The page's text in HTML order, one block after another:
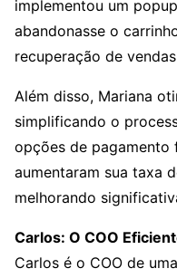
implementou um
abandonasse o
recuperação de
Além disso, Mariana
simplificando o
opções de pagamento
aumentaram sua taxa
melhorando
Carlos: O COO
Carlos é o COO de